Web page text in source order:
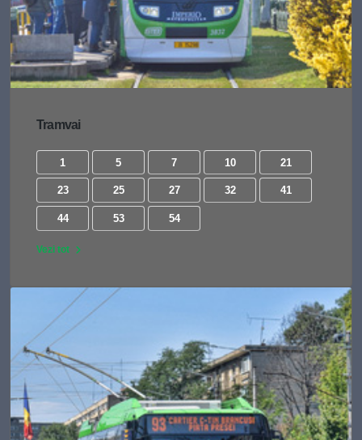
Tramvai
1 5 7 10 21
23 25 27 32 41
44 53 54
Vezi tot